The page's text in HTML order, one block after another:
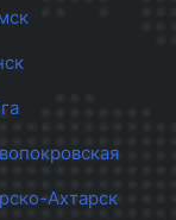
Ахтарск